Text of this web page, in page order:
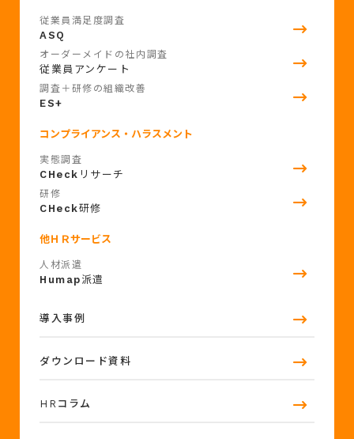
従業員満足度調査
ASQ
オーダーメイドの社内調査
従業員アンケート
調査＋研修の組織改善
ES+
コンプライアンス・ハラスメント
実態調査
CHeck リサーチ
研修
CHeck研修
他ＨＲサービス
人材派遣
Humap 派遣
導入事例
ダウンロード資料
HRコラム